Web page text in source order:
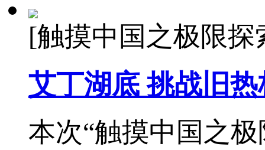
[触摸中国之极限探
艾丁湖底 挑战旧
本次“触摸中国之